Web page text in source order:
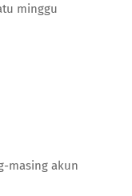
minggu
masing akun